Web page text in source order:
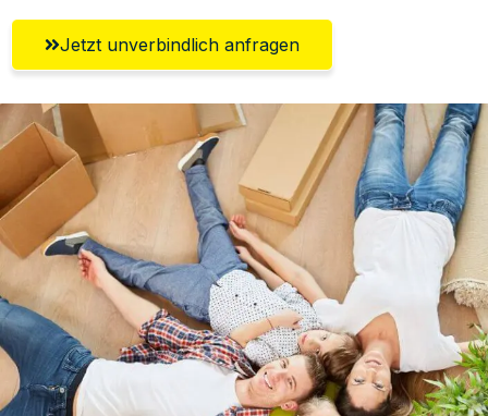
Jetzt unverbindlich anfragen